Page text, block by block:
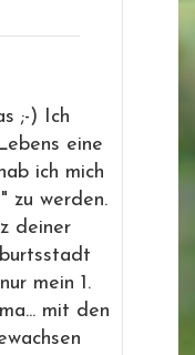
;-) Ich
eine
ich mich
zu werden.
deiner
mein 1.
mit den